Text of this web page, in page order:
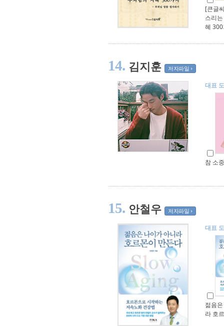
[큰글
스리
혜
14. 김지훈 저자파일
대표
참 소
15. 안철우 저자파일
대표
젊음
라 호